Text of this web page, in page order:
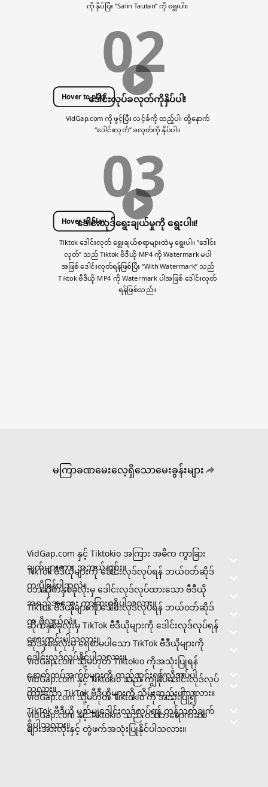
ကို နှိပ်ပြီး “Salin Tautan” ကို ရွေးပါ။
02
Hover to playဒေါင်းလုပ်ခလုတ်ကိုနှိပ်ပါ!
VidGap.com ကို ဖွင့်ပြီး လင့်ခ်ကို ထည့်ပါ၊ ထို့နောက်
“ဒေါင်းလုတ်” ခလုတ်ကို နှိပ်ပါ။
03
Hover to play
ဒေါင်းလုဒ်ရွေးချယ်မှုကို ရွေးပါ။!
Tiktok ဒေါင်းလုတ် ရွေးချယ်စရာများထဲမှ ရွေးပါ။ “ဒေါင်း
လုတ်” သည် Tiktok ဗီဒီယို MP4 ကို Watermark မပါ
အဖြစ် ဒေါင်းလုတ်ရန်ဖြစ်ပြီး “With Watermark” သည်
Tiktok ဗီဒီယို MP4 ကို Watermark ပါအဖြစ် ဒေါင်းလုတ်
ရန်ဖြစ်သည်။
မကြာခဏမေးလေ့ရှိသောမေးခွန်းများ
VidGap.com နှင့် Tiktokio အကြား အဓိက ကွာခြား
ချက်များကား အဘယ်နည်း။
TikTok ဗီဒီယိုများကို ဒေါင်းလုဒ်လုပ်ရန် ဘယ်ဝဘ်ဆိုဒ်
က ပိုမြန်ပါသလဲ။
ဝဘ်ဆိုက်နှစ်ခုလုံးမှ ဒေါင်းလုဒ်လုပ်ထားသော ဗီဒီယို
အရည်အသွေး ကွာခြားမှုရှိပါသလား။
TikTok ဗီဒီယိုများကို ဒေါင်းလုဒ်လုပ်ရန် ဘယ်ဝဘ်ဆိုဒ်
က ပိုလွယ်လဲ။
ဆိုက်နှစ်ခုလုံးမှ TikTok ဗီဒီယိုများကို ဒေါင်းလုဒ်လုပ်ရန်
ဘေးကင်းပါသလား။
ဆိုဒ်နှစ်ခုလုံးမှ ရေစာမပါသော TikTok ဗီဒီယိုများကို
ဒေါင်းလုဒ်လုပ်နိုင်ပါသလား။
VidGap.com သို့မဟုတ် Tiktokio ကိုအသုံးပြုရန်
နောက်ထပ်အက်ပ်များကို ထည့်သွင်းရန် လိုအပ်ပါ
သလား။
VidGap.com နှင့် Tiktokio သည် ကျွန်ုပ်ဒေါင်းလုဒ်လုပ်
ထားသော TikTok ဗီဒီယိုများကို သိမ်းဆည်းပါသလား။
VidGap.com သို့မဟုတ် Tiktokio ကို အသုံးပြု၍
TikTok ဗီဒီယို မည်မျှဒေါင်းလုဒ်လုပ်ရန် ကန့်သတ်ချက်
ရှိပါသလား။
VidGap.com နှင့် Tiktokio သည် ဝဘ်ဘရောက်ဆာ
များအားလုံးနှင့် တွဲဖက်အသုံးပြုနိုင်ပါသလား။